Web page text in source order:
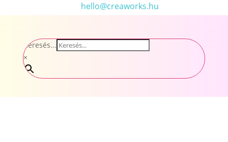
hello@creaworks.hu
Keresés...
×